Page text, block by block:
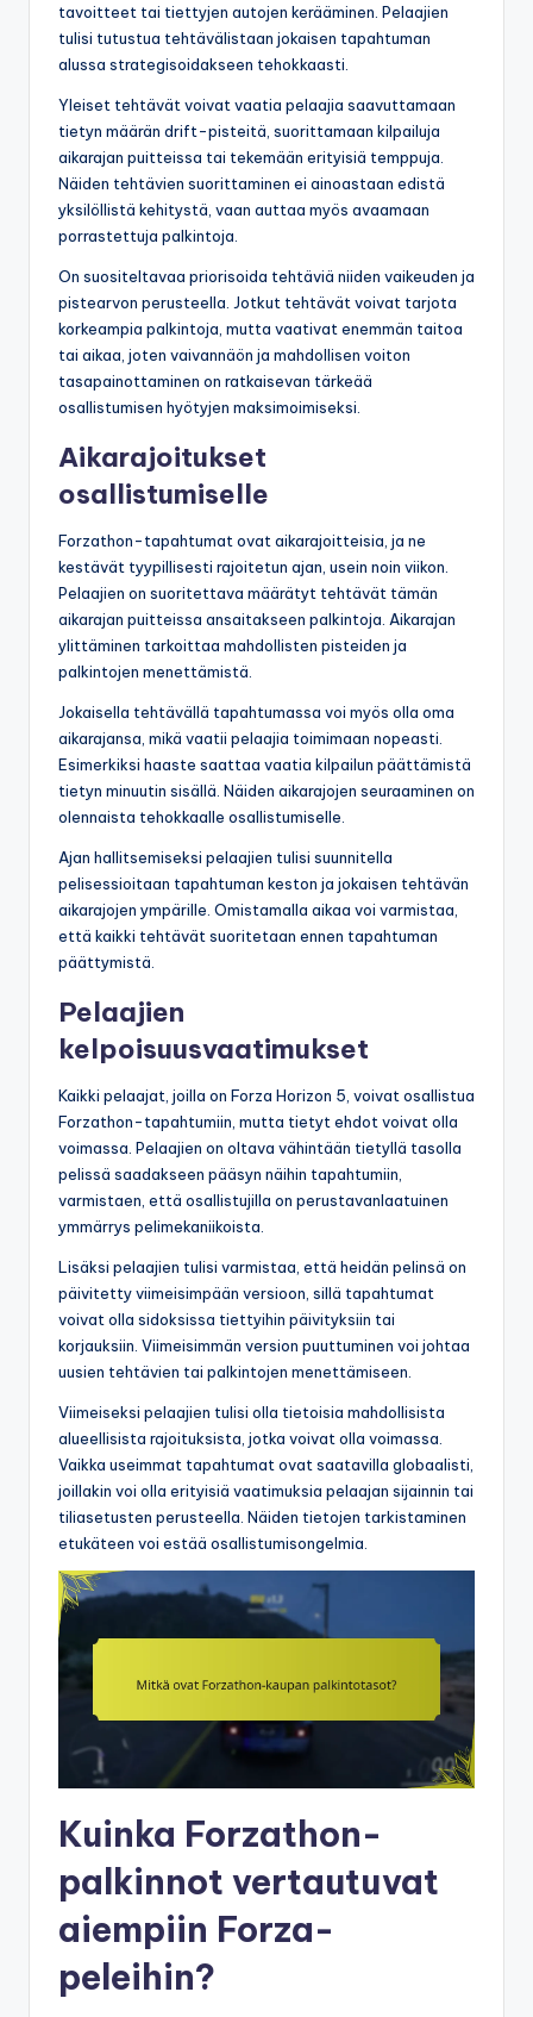
tavoitteet tai tiettyjen autojen kerääminen. Pelaajien
tulisi tutustua tehtävälistaan jokaisen tapahtuman
alussa strategisoidakseen tehokkaasti.
Yleiset tehtävät voivat vaatia pelaajia saavuttamaan
tietyn määrän drift-pisteitä, suorittamaan kilpailuja
aikarajan puitteissa tai tekemään erityisiä temppuja.
Näiden tehtävien suorittaminen ei ainoastaan edistä
yksilöllistä kehitystä, vaan auttaa myös avaamaan
porrastettuja palkintoja.
On suositeltavaa priorisoida tehtäviä niiden vaikeuden ja
pistearvon perusteella. Jotkut tehtävät voivat tarjota
korkeampia palkintoja, mutta vaativat enemmän taitoa
tai aikaa, joten vaivannäön ja mahdollisen voiton
tasapainottaminen on ratkaisevan tärkeää
osallistumisen hyötyjen maksimoimiseksi.
Aikarajoitukset
osallistumiselle
Forzathon-tapahtumat ovat aikarajoitteisia, ja ne
kestävät tyypillisesti rajoitetun ajan, usein noin viikon.
Pelaajien on suoritettava määrätyt tehtävät tämän
aikarajan puitteissa ansaitakseen palkintoja. Aikarajan
ylittäminen tarkoittaa mahdollisten pisteiden ja
palkintojen menettämistä.
Jokaisella tehtävällä tapahtumassa voi myös olla oma
aikarajansa, mikä vaatii pelaajia toimimaan nopeasti.
Esimerkiksi haaste saattaa vaatia kilpailun päättämistä
tietyn minuutin sisällä. Näiden aikarajojen seuraaminen on
olennaista tehokkaalle osallistumiselle.
Ajan hallitsemiseksi pelaajien tulisi suunnitella
pelisessioitaan tapahtuman keston ja jokaisen tehtävän
aikarajojen ympärille. Omistamalla aikaa voi varmistaa,
että kaikki tehtävät suoritetaan ennen tapahtuman
päättymistä.
Pelaajien
kelpoisuusvaatimukset
Kaikki pelaajat, joilla on Forza Horizon 5, voivat osallistua
Forzathon-tapahtumiin, mutta tietyt ehdot voivat olla
voimassa. Pelaajien on oltava vähintään tietyllä tasolla
pelissä saadakseen pääsyn näihin tapahtumiin,
varmistaen, että osallistujilla on perustavanlaatuinen
ymmärrys pelimekaniikoista.
Lisäksi pelaajien tulisi varmistaa, että heidän pelinsä on
päivitetty viimeisimpään versioon, sillä tapahtumat
voivat olla sidoksissa tiettyihin päivityksiin tai
korjauksiin. Viimeisimmän version puuttuminen voi johtaa
uusien tehtävien tai palkintojen menettämiseen.
Viimeiseksi pelaajien tulisi olla tietoisia mahdollisista
alueellisista rajoituksista, jotka voivat olla voimassa.
Vaikka useimmat tapahtumat ovat saatavilla globaalisti,
joillakin voi olla erityisiä vaatimuksia pelaajan sijainnin tai
tiliasetusten perusteella. Näiden tietojen tarkistaminen
etukäteen voi estää osallistumisongelmia.
Kuinka Forzathon-
palkinnot vertautuvat
aiempiin Forza-
peleihin?